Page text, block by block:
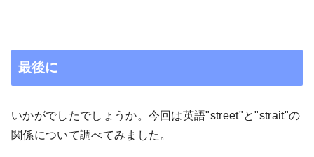
最後に
いかがでしたでしょうか。今回は英語"street"と"strait"の
関係について調べてみました。